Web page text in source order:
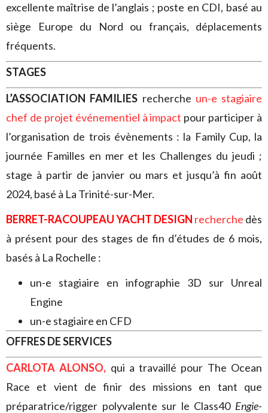
excellente maîtrise de l’anglais ; poste en CDI, basé au
siège Europe du Nord ou français, déplacements
fréquents.
STAGES
L’ASSOCIATION FAMILIES recherche un-e stagiaire
chef de projet événementiel à impact pour participer à
l’organisation de trois évènements : la Family Cup, la
journée Familles en mer et les Challenges du jeudi ;
stage à partir de janvier ou mars et jusqu’à fin août
2024, basé à La Trinité-sur-Mer.
BERRET-RACOUPEAU YACHT DESIGN recherche dès
à présent pour des stages de fin d’études de 6 mois,
basés à La Rochelle :
un-e stagiaire en infographie 3D sur Unreal
Engine
un-e stagiaire en CFD
OFFRES DE SERVICES
CARLOTA ALONSO, qui a travaillé pour The Ocean
Race et vient de finir des missions en tant que
préparatrice/rigger polyvalente sur le Class40 Engie-